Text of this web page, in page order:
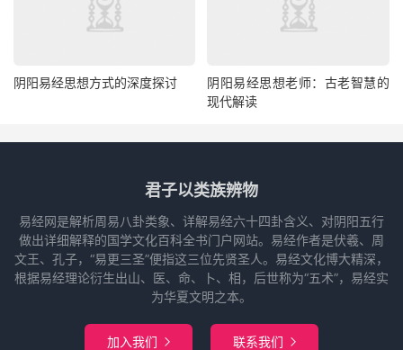
阴阳易经思想方式的深度探讨
阴阳易经思想老师：古老智慧的
现代解读
君子以类族辨物
易经网是解析周易八卦类象、详解易经六十四卦含义、对阴阳五行
做出详细解释的国学文化百科全书门户网站。易经作者是伏羲、周
文王、孔子，“易更三圣”便指这三位先贤圣人。易经文化博大精深，
根据易经理论衍生出山、医、命、卜、相，后世称为“五术”，易经实
为华夏文明之本。
加入我们  联系我们 